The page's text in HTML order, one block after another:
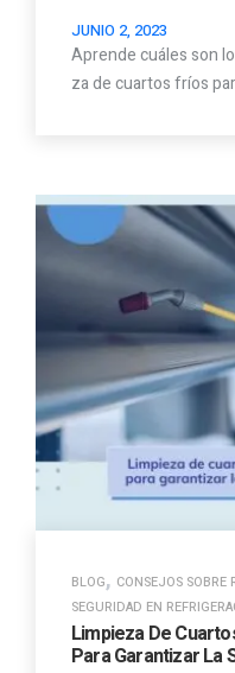
JUNIO 2, 2023
Aprende cuáles son
za de cuartos fríos
BLOG, CONSEJOS SOBRE
SEGURIDAD EN
Limpieza De
Para Garantizar La